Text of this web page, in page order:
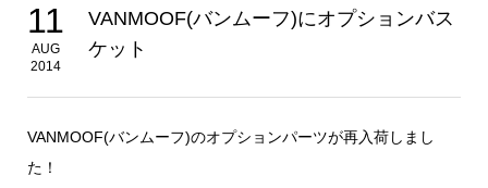
11
AUG
2014
VANMOOF(バンムーフ)にオプションバス
ケット
VANMOOF(バンムーフ)のオプションパーツが再入荷しまし
た！